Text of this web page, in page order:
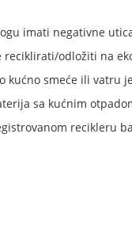
imati negativne
odložiti na
kućno smeće ili vatru
sa kućnim
recikleru